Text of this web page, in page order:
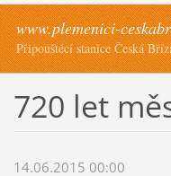
www.plemenici-
Připouštěcí stanice Česká
720 let
14.06.2015 00:00